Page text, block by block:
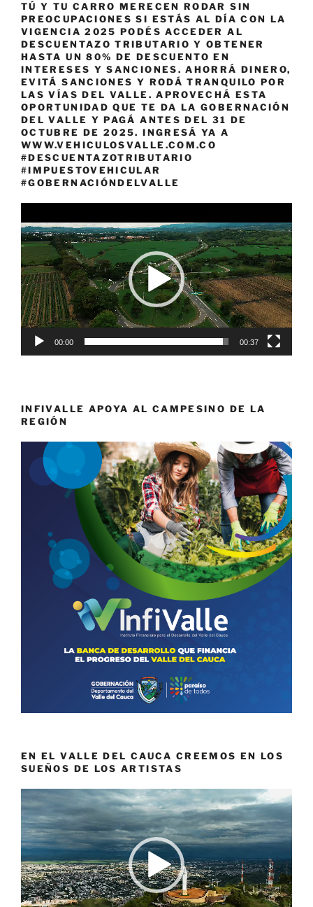
TÚ Y TU CARRO MERECEN RODAR SIN
PREOCUPACIONES SI ESTÁS AL DÍA CON LA
VIGENCIA 2025 PODÉS ACCEDER AL
DESCUENTAZO TRIBUTARIO Y OBTENER
HASTA UN 80% DE DESCUENTO EN
INTERESES Y SANCIONES. AHORRÁ DINERO,
EVITÁ SANCIONES Y RODÁ TRANQUILO POR
LAS VÍAS DEL VALLE. APROVECHÁ ESTA
OPORTUNIDAD QUE TE DA LA GOBERNACIÓN
DEL VALLE Y PAGÁ ANTES DEL 31 DE
OCTUBRE DE 2025. INGRESÁ YA A
WWW.VEHICULOSVALLE.COM.CO
#DESCUENTAZOTRIBUTARIO
#IMPUESTOVEHICULAR
#GOBERNACIÓNDELVALLE
de
vídeo
00:00 00:37
INFIVALLE APOYA AL CAMPESINO DE LA
REGIÓN
EN EL VALLE DEL CAUCA CREEMOS EN LOS
SUEÑOS DE LOS ARTISTAS
Reproductor
de
vídeo